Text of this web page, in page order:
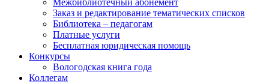
Межбиблиотечный абонемент
Заказ и редактирование тематических списков
Библиотека – педагогам
Платные услуги
Бесплатная юридическая помощь
Конкурсы
Вологодская книга года
Коллегам